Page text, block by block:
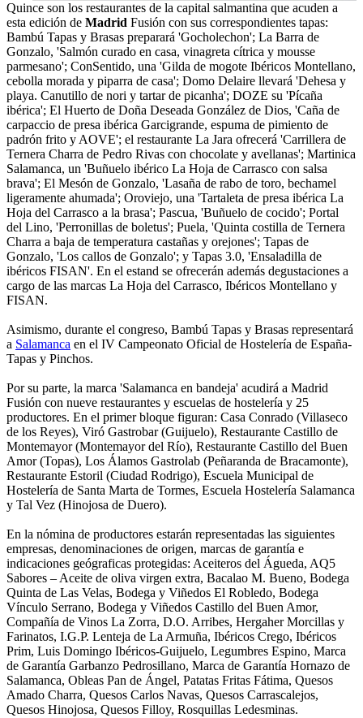
Quince son los restaurantes de la capital salmantina que acuden a
esta edición de Madrid Fusión con sus correspondientes tapas:
Bambú Tapas y Brasas preparará 'Gocholechon'; La Barra de
Gonzalo, 'Salmón curado en casa, vinagreta cítrica y mousse
parmesano'; ConSentido, una 'Gilda de mogote Ibéricos Montellano,
cebolla morada y piparra de casa'; Domo Delaire llevará 'Dehesa y
playa. Canutillo de nori y tartar de picanha'; DOZE su 'Pícaña
ibérica'; El Huerto de Doña Deseada González de Dios, 'Caña de
carpaccio de presa ibérica Garcigrande, espuma de pimiento de
padrón frito y AOVE'; el restaurante La Jara ofrecerá 'Carrillera de
Ternera Charra de Pedro Rivas con chocolate y avellanas'; Martinica
Salamanca, un 'Buñuelo ibérico La Hoja de Carrasco con salsa
brava'; El Mesón de Gonzalo, 'Lasaña de rabo de toro, bechamel
ligeramente ahumada'; Oroviejo, una 'Tartaleta de presa ibérica La
Hoja del Carrasco a la brasa'; Pascua, 'Buñuelo de cocido'; Portal
del Lino, 'Perronillas de boletus'; Puela, 'Quinta costilla de Ternera
Charra a baja de temperatura castañas y orejones'; Tapas de
Gonzalo, 'Los callos de Gonzalo'; y Tapas 3.0, 'Ensaladilla de
ibéricos FISAN'. En el estand se ofrecerán además degustaciones a
cargo de las marcas La Hoja del Carrasco, Ibéricos Montellano y
FISAN.
Asimismo, durante el congreso, Bambú Tapas y Brasas representará
a Salamanca en el IV Campeonato Oficial de Hostelería de España-
Tapas y Pinchos.
Por su parte, la marca 'Salamanca en bandeja' acudirá a Madrid
Fusión con nueve restaurantes y escuelas de hostelería y 25
productores. En el primer bloque figuran: Casa Conrado (Villaseco
de los Reyes), Viró Gastrobar (Guijuelo), Restaurante Castillo de
Montemayor (Montemayor del Río), Restaurante Castillo del Buen
Amor (Topas), Los Álamos Gastrolab (Peñaranda de Bracamonte),
Restaurante Estoril (Ciudad Rodrigo), Escuela Municipal de
Hostelería de Santa Marta de Tormes, Escuela Hostelería Salamanca
y Tal Vez (Hinojosa de Duero).
En la nómina de productores estarán representadas las siguientes
empresas, denominaciones de origen, marcas de garantía e
indicaciones geógraficas protegidas: Aceiteros del Águeda, AQ5
Sabores – Aceite de oliva virgen extra, Bacalao M. Bueno, Bodega
Quinta de Las Velas, Bodega y Viñedos El Robledo, Bodega
Vínculo Serrano, Bodega y Viñedos Castillo del Buen Amor,
Compañía de Vinos La Zorra, D.O. Arribes, Hergaher Morcillas y
Farinatos, I.G.P. Lenteja de La Armuña, Ibéricos Crego, Ibéricos
Prim, Luis Domingo Ibéricos-Guijuelo, Legumbres Espino, Marca
de Garantía Garbanzo Pedrosillano, Marca de Garantía Hornazo de
Salamanca, Obleas Pan de Ángel, Patatas Fritas Fátima, Quesos
Amado Charra, Quesos Carlos Navas, Quesos Carrascalejos,
Quesos Hinojosa, Quesos Filloy, Rosquillas Ledesminas.